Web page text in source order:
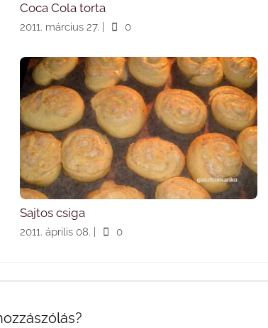
Coca Cola torta
2011. március 27. 0
Sajtos csiga
2011. április 08. 0